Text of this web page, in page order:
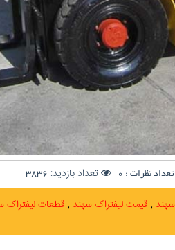
تعداد نظرات : 0 تعداد بازدید: 3836
قیمت لیفتراک سهند قطعات لیفتراک